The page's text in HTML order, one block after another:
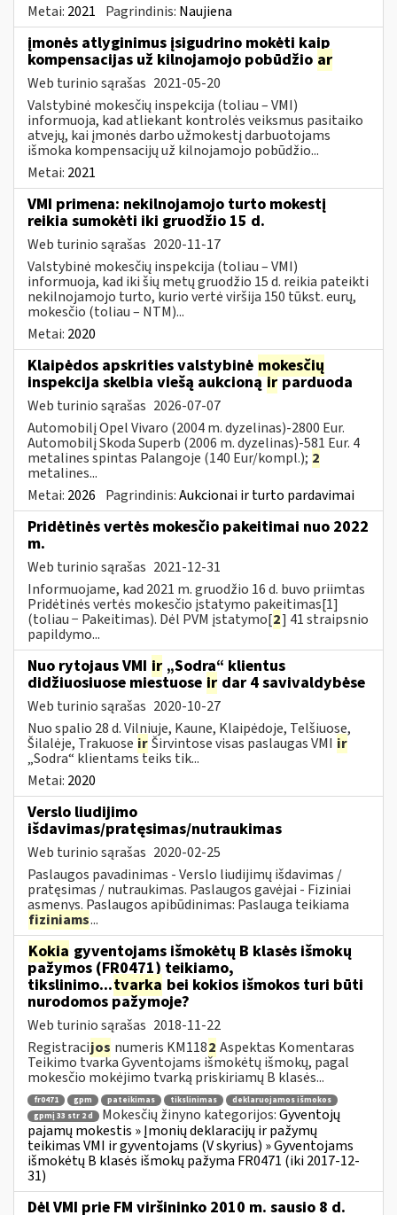
Metai: 2021 Pagrindinis: Naujiena
įmonės atlyginimus įsigudrino mokėti kaip
kompensacijas už kilnojamojo pobūdžio ar
Web turinio sąrašas 2021-05-20
Valstybinė mokesčių inspekcija (toliau – VMI)
informuoja, kad atliekant kontrolės veiksmus pasitaiko
atvejų, kai įmonės darbo užmokestį darbuotojams
išmoka kompensacijų už kilnojamojo pobūdžio...
Metai: 2021
VMI primena: nekilnojamojo turto mokestį
reikia sumokėti iki gruodžio 15 d.
Web turinio sąrašas 2020-11-17
Valstybinė mokesčių inspekcija (toliau – VMI)
informuoja, kad iki šių metų gruodžio 15 d. reikia pateikti
nekilnojamojo turto, kurio vertė viršija 150 tūkst. eurų,
mokesčio (toliau – NTM)...
Metai: 2020
Klaipėdos apskrities valstybinė mokesčių
inspekcija skelbia viešą aukcionąirparduoda
Web turinio sąrašas 2026-07-07
Automobilį Opel Vivaro (2004 m. dyzelinas)-2800 Eur.
Automobilį Skoda Superb (2006 m. dyzelinas)-581 Eur. 4
metalines spintas Palangoje (140 Eur/kompl.); 2
metalines...
Metai: 2026 Pagrindinis:Aukcionai ir turto pardavimai
Pridėtinės vertės mokesčio pakeitimai nuo 2022
m.
Web turinio sąrašas 2021-12-31
Informuojame, kad 2021 m. gruodžio 16 d. buvo priimtas
Pridėtinės vertės mokesčio įstatymo pakeitimas[1]
(toliau − Pakeitimas). Dėl PVM įstatymo[2] 41 straipsnio
papildymo...
Nuo rytojaus VMI ir „Sodra“ klientus
didžiuosiuose miestuose ir dar 4 savivaldybėse
Web turinio sąrašas 2020-10-27
Nuo spalio 28 d. Vilniuje, Kaune, Klaipėdoje, Telšiuose,
Šilalėje, Trakuose irŠirvintose visas paslaugas VMI ir
„Sodra“ klientams teiks tik...
Metai: 2020
Verslo liudijimo
išdavimas/pratęsimas/nutraukimas
Web turinio sąrašas 2020-02-25
Paslaugos pavadinimas - Verslo liudijimų išdavimas /
pratęsimas / nutraukimas. Paslaugos gavėjai - Fiziniai
asmenys. Paslaugos apibūdinimas: Paslauga teikiama
fiziniams...
Kokia gyventojams išmokėtų B klasės išmokų
pažymos (FR0471) teikiamo,
tikslinimo...tvarka bei kokios išmokos turi būti
nurodomos pažymoje?
Web turinio sąrašas 2018-11-22
Registracijos numeris KM1182 Aspektas Komentaras
Teikimo tvarka Gyventojams išmokėtų išmokų, pagal
mokesčio mokėjimo tvarką priskiriamų B klasės...
fr0471 gpm pateikimas tikslinimas
deklaruojamos išmokos
gpmį 33 str 2 d
Mokesčių žinyno kategorijos:Gyventojų
pajamų mokestis » Įmonių deklaracijų ir pažymų
teikimas VMI ir gyventojams (V skyrius) » Gyventojams
išmokėtų B klasės išmokų pažyma FR0471 (iki 2017-12-
31)
Dėl VMI prie FM viršininko 2010 m. sausio 8 d.